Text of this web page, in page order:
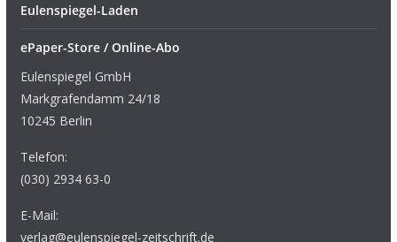
Eulenspiegel-Laden
ePaper-Store / Online-Abo
Eulenspiegel GmbH
Markgrafendamm 24/18
10245 Berlin
Telefon:
(030) 2934 63-0
E-Mail:
verlag@eulenspiegel-zeitschrift.de